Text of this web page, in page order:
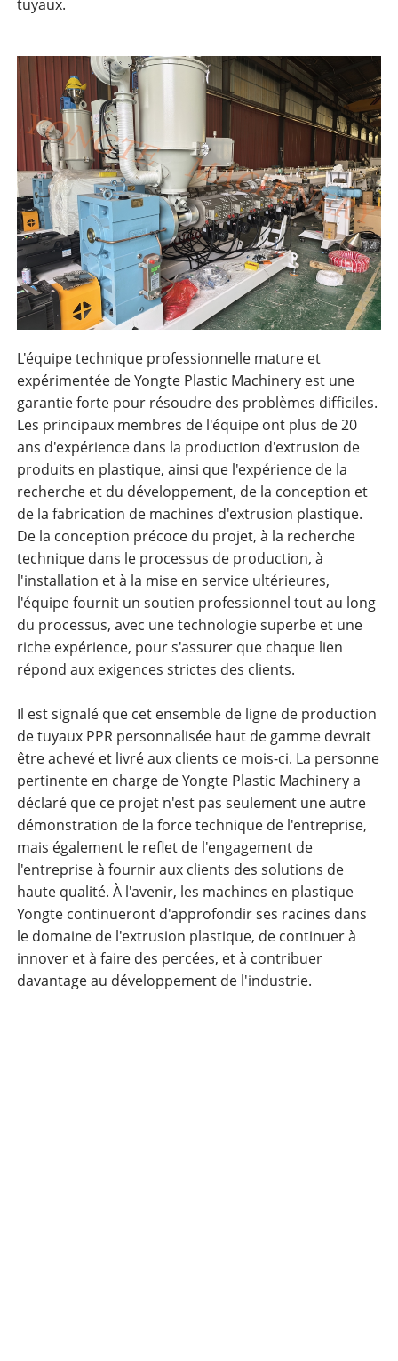
tuyaux.
L'équipe technique professionnelle mature et
expérimentée de Yongte Plastic Machinery est une
garantie forte pour résoudre des problèmes difficiles.
Les principaux membres de l'équipe ont plus de 20
ans d'expérience dans la production d'extrusion de
produits en plastique, ainsi que l'expérience de la
recherche et du développement, de la conception et
de la fabrication de machines d'extrusion plastique.
De la conception précoce du projet, à la recherche
technique dans le processus de production, à
l'installation et à la mise en service ultérieures,
l'équipe fournit un soutien professionnel tout au long
du processus, avec une technologie superbe et une
riche expérience, pour s'assurer que chaque lien
répond aux exigences strictes des clients.
Il est signalé que cet ensemble de ligne de production
de tuyaux PPR personnalisée haut de gamme devrait
être achevé et livré aux clients ce mois-ci. La personne
pertinente en charge de Yongte Plastic Machinery a
déclaré que ce projet n'est pas seulement une autre
démonstration de la force technique de l'entreprise,
mais également le reflet de l'engagement de
l'entreprise à fournir aux clients des solutions de
haute qualité. À l'avenir, les machines en plastique
Yongte continueront d'approfondir ses racines dans
le domaine de l'extrusion plastique, de continuer à
innover et à faire des percées, et à contribuer
davantage au développement de l'industrie.